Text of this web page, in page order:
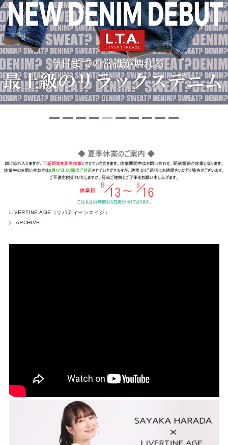
LIVERTINE AGE（リバティーンエイジ）
ARCHIVE